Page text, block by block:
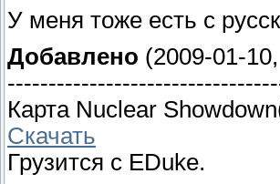
У меня тоже есть с
Добавлено (2009-01-
Карта Nuclear
Скачать
Грузится с EDuke.